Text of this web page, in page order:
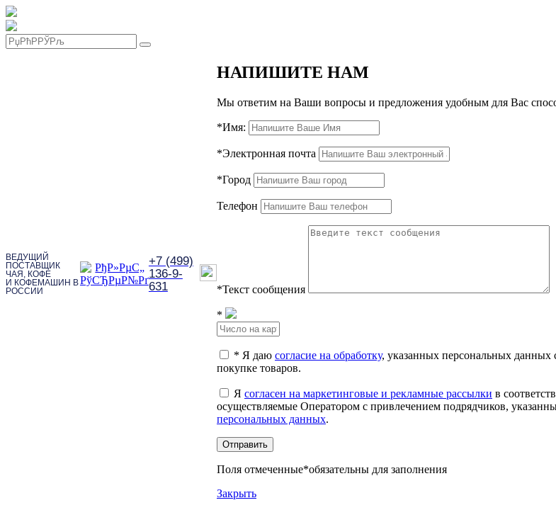
ВЕДУЩИЙ
ПОСТАВЩИК
ЧАЯ, КОФЕ
И КОФЕМАШИН В
РОССИИ
+7 (499)
136-9-
631
НАПИШИТЕ НАМ
Мы ответим на Ваши вопросы и предложения удобным для Вас
*Имя:
*Электронная почта
*Город
Телефон
*Текст сообщения
*
* Я даю согласие на обработку, указанных персональных данных
покупке товаров.
Я согласен на маркетинговые и рекламные рассылки в
осуществляемые Оператором с привлечением подрядчиков,
персональных данных.
Отправить
Поля отмеченные*обязательны для заполнения
Закрыть